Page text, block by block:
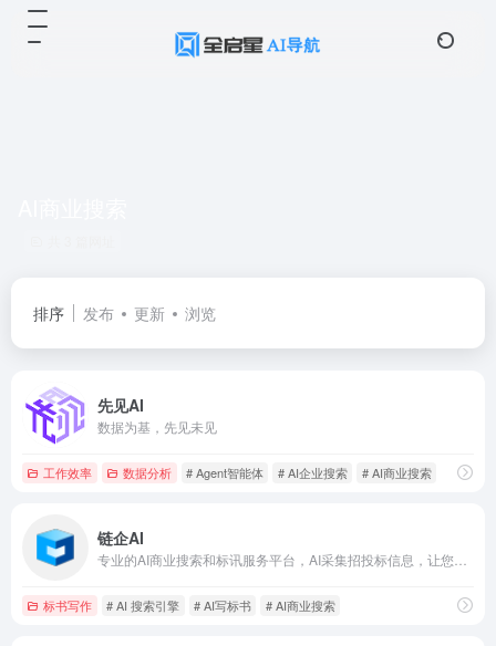
排序 发布 更新 浏览
先见AI
数据为基，先见未见
工作效率 数据分析 # Agent智能体 # AI企业搜索 # AI商业搜索
链企AI
标书写作 # AI 搜索引擎 # AI写标书 # AI商业搜索